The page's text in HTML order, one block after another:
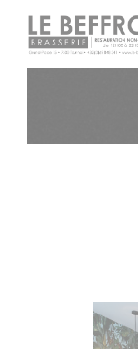
Personalización de sus